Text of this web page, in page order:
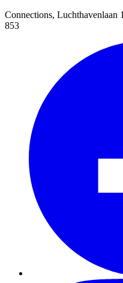
Connections,
853